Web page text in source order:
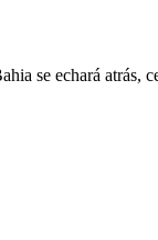
se echará atrás,